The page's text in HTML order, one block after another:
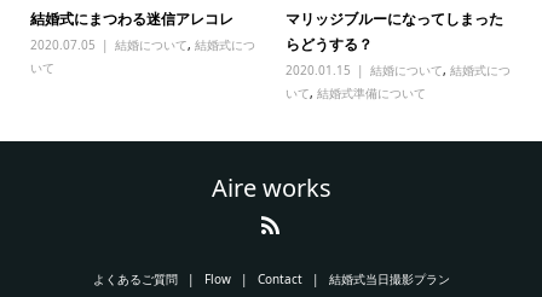
結婚式にまつわる迷信アレコレ
2020.07.05 結婚について, 結婚式につ
いて
マリッジブルーになってしまった
らどうする？
2020.01.15 結婚について,結婚式につ
いて,結婚式準備について
Aire works
よくあるご質問 Flow Contact 結婚式当日撮影プラン